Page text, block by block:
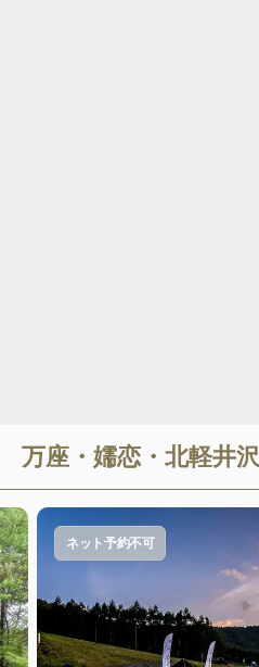
万座・嬬恋・北軽井沢
ネット予約不可